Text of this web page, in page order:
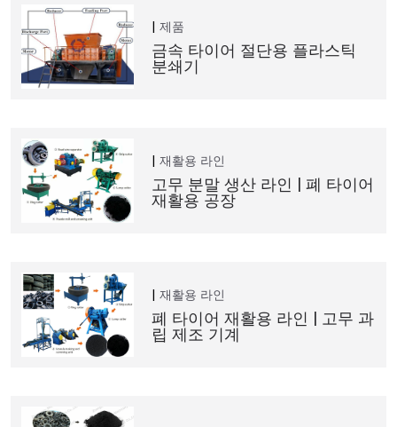
제품
금속 타이어 절단용 플라스틱
분쇄기
재활용 라인
고무 분말 생산 라인 | 폐 타이어
재활용 공장
재활용 라인
폐 타이어 재활용 라인 | 고무 과
립 제조 기계